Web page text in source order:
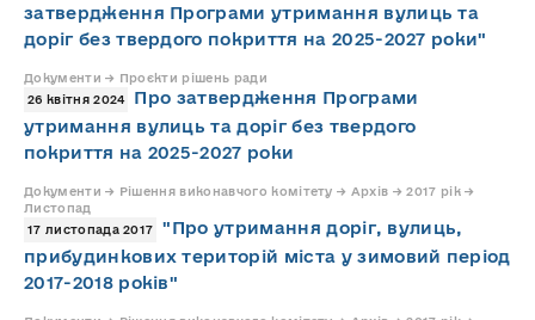
затвердження Програми утримання вулиць та
доріг без твердого покриття на 2025-2027 роки"
Документи → Проєкти рішень ради
26 квітня 2024
Про затвердження Програми
утримання вулиць та доріг без твердого
покриття на 2025-2027 роки
Документи → Рішення виконавчого комітету → Архів → 2017 рік →
Листопад
17 листопада 2017
"Про утримання доріг, вулиць,
прибудинкових територій міста у зимовий період
2017-2018 років"